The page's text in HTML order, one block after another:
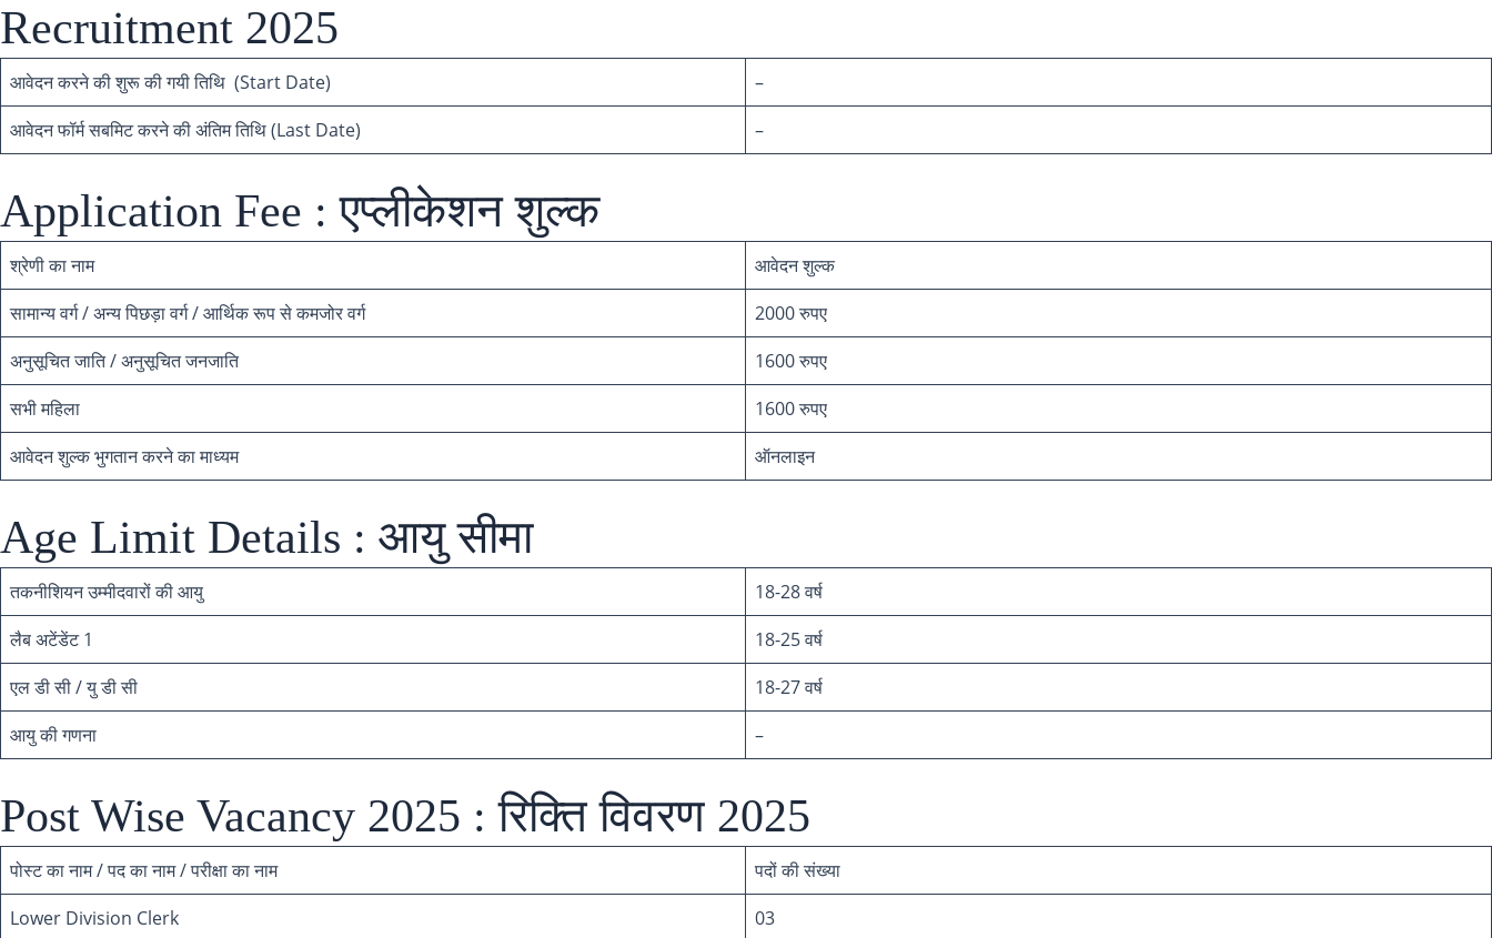
Recruitment 2025
आवेदन करने की शुरू की गयी तिथि (Start Date)
–
आवेदन फॉर्म सबमिट करने की अंतिम तिथि (Last Date)
–
Application Fee : एप्लीकेशन शुल्क
श्रेणी का नाम
आवेदन शुल्क
सामान्य वर्ग / अन्य पिछड़ा वर्ग / आर्थिक रूप से कमजोर वर्ग
2000 रुपए
अनुसूचित जाति / अनुसूचित जनजाति
1600 रुपए
सभी महिला
1600 रुपए
आवेदन शुल्क भुगतान करने का माध्यम
ऑनलाइन
Age Limit Details : आयु सीमा
तकनीशियन उम्मीदवारों की आयु
18-28 वर्ष
लैब अटेंडेंट 1
18-25 वर्ष
एल डी सी / यु डी सी
18-27 वर्ष
आयु की गणना
–
Post Wise Vacancy 2025 : रिक्ति विवरण 2025
पोस्ट का नाम / पद का नाम / परीक्षा का नाम
पदों की संख्या
Lower Division Clerk
03